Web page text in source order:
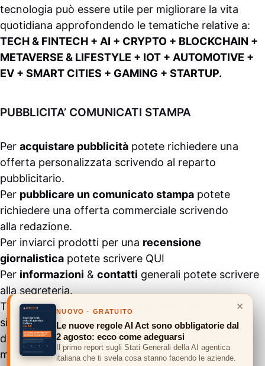
tecnologia può essere utile per migliorare la vita
quotidiana approfondendo le tematiche relative a:
TECH & FINTECH + AI + CRYPTO + BLOCKCHAIN +
METAVERSE & LIFESTYLE + IOT + AUTOMOTIVE +
EV + SMART CITIES + GAMING + STARTUP.
PUBBLICITA’ COMUNICATI STAMPA
Per acquistare pubblicità potete richiedere una
offerta personalizzata scrivendo al reparto
pubblicitario.
Per pubblicare un comunicato stampa potete
richiedere una offerta commerciale scrivendo
alla redazione.
Per inviarci prodotti per una recensione
giornalistica potete scrivere QUI
Per informazioni & contatti generali potete scrivere
alla segreteria.
Tutti i contenuti pubblicati all’interno del
sito #ASSODIGITALE.“Copyright 2024” non sono
duplicabili e/o riproducibili in nessuna forma,
ma possono essere citati inserendo un link
×
NUOVO · GRATUITO
Le nuove regole AI Act sono obbligatorie dal
2 agosto: ecco come adeguarsi
Il primo report sugli Stati Generali della AI agentica
italiana che ti svela cosa stanno facendo le aziende.